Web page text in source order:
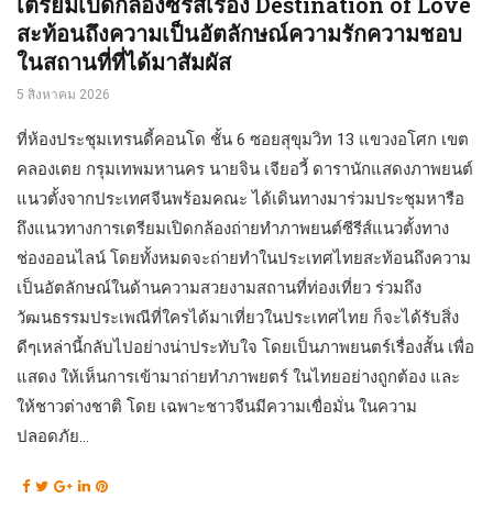
สะท้อนถึงความเป็นอัตลักษณ์ความรักความชอบ
ในสถานที่ที่ได้มาสัมผัส
5 สิงหาคม 2026
ที่ห้องประชุมเทรนดี้คอนโด ชั้น 6 ซอยสุขุมวิท 13 แขวงอโศก เขต
คลองเตย กรุมเทพมหานคร นายจิน เจียอวี้ ดารานักแสดงภาพยนต์
แนวตั้งจากประเทศจีนพร้อมคณะ ได้เดินทางมาร่วมประชุมหารือ
ถึงแนวทางการเตรียมเปิดกล้องถ่ายทำภาพยนต์ซีรีส์แนวตั้งทาง
ช่องออนไลน์ โดยทั้งหมดจะถ่ายทำในประเทศไทยสะท้อนถึงความ
เป็นอัตลักษณ์ในด้านความสวยงามสถานที่ท่องเที่ยว ร่วมถึง
วัฒนธรรมประเพณีที่ใครได้มาเที่ยวในประเทศไทย ก็จะได้รับสิ่ง
ดีๆเหล่านี้กลับไปอย่างน่าประทับใจ โดยเป็นภาพยนตร์เรื่องสั้น เพื่อ
แสดง ให้เห็นการเข้ามาถ่ายทำภาพยตร์ ในไทยอย่างถูกต้อง และ
ให้ชาวต่างชาติ โดย เฉพาะชาวจีนมีความเขื่อมั่น ในความ
ปลอดภัย...